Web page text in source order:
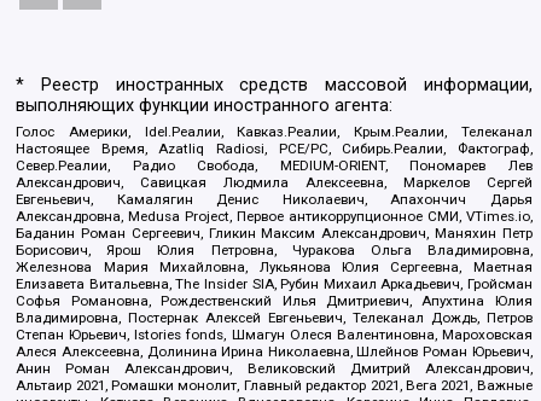
* Реестр иностранных средств массовой информации,
выполняющих функции иностранного агента:
Голос Америки, Idel.Реалии, Кавказ.Реалии, Крым.Реалии, Телеканал
Настоящее Время, Azatliq Radiosi, PCE/PC, Сибирь.Реалии, Фактограф,
Север.Реалии, Радио Свобода, MEDIUM-ORIENT, Пономарев Лев
Александрович, Савицкая Людмила Алексеевна, Маркелов Сергей
Евгеньевич, Камалягин Денис Николаевич, Апахончич Дарья
Александровна, Medusa Project, Первое антикоррупционное СМИ, VTimes.io,
Баданин Роман Сергеевич, Гликин Максим Александрович, Маняхин Петр
Борисович, Ярош Юлия Петровна, Чуракова Ольга Владимировна,
Железнова Мария Михайловна, Лукьянова Юлия Сергеевна, Маетная
Елизавета Витальевна, The Insider SIA, Рубин Михаил Аркадьевич, Гройсман
Софья Романовна, Рождественский Илья Дмитриевич, Апухтина Юлия
Владимировна, Постернак Алексей Евгеньевич, Телеканал Дождь, Петров
Степан Юрьевич, Istories fonds, Шмагун Олеся Валентиновна, Мароховская
Алеся Алексеевна, Долинина Ирина Николаевна, Шлейнов Роман Юрьевич,
Анин Роман Александрович, Великовский Дмитрий Александрович,
Альтаир 2021, Ромашки монолит, Главный редактор 2021, Вега 2021, Важные